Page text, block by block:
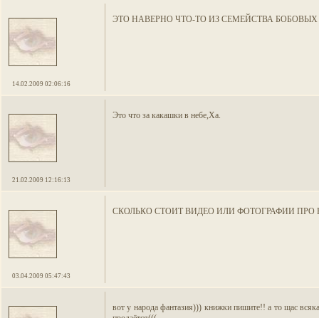
14.02.2009 02:06:16
ЭТО НАВЕРНО ЧТО-ТО ИЗ СЕМЕЙСТВА БОБОВЫХ
21.02.2009 12:16:13
Это что за какашки в небе,Ха.
03.04.2009 05:47:43
СКОЛЬКО СТОИТ ВИДЕО ИЛИ ФОТОГРАФИИ ПРО
вот у народа фантазия))) книжки пишите!! а то щас